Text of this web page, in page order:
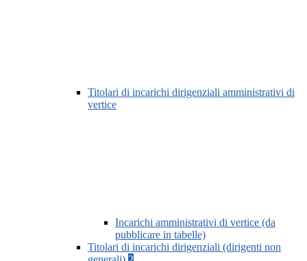
Titolari di incarichi dirigenziali amministrativi di
vertice
Incarichi amministrativi di vertice (da
pubblicare in tabelle)
Titolari di incarichi dirigenziali (dirigenti non